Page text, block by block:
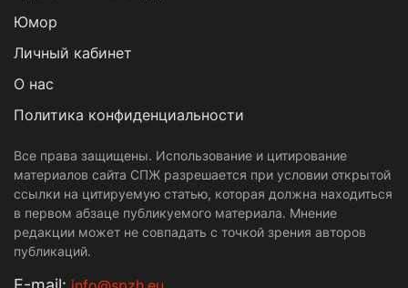
Юмор
Личный кабинет
О нас
Политика конфиденциальности
Все права защищены. Использование и цитирование
материалов сайта СПЖ разрешается при условии открытой
ссылки на цитируемую статью, которая должна находиться
в первом абзаце публикуемого материала. Мнение
редакции может не совпадать с точкой зрения авторов
публикаций.